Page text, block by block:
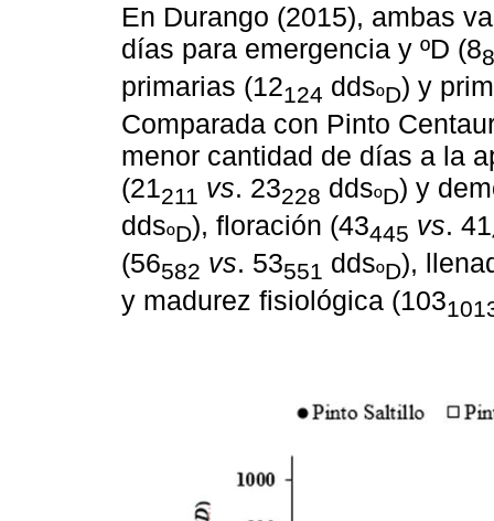
En Durango (2015), ambas
días para emergencia y ºD (8
primarias (12124 ddsºD) y
Comparada con Pinto
menor cantidad de días a la
(21211 vs. 23228 ddsºD) y
ddsºD), floración (43445 vs. 41
(56582 vs. 53551 ddsºD),
y madurez fisiológica (103